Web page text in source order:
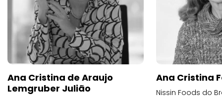
Ana Cristina de Araujo
Lemgruber Julião
Ana Cristina
Nissin Foods do